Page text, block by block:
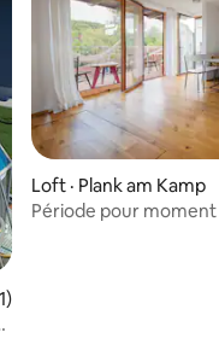
de 4,95 sur 5, 21
Loft · Plank am Kamp
Période pour